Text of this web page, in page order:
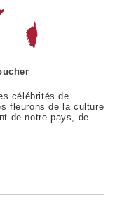
célébrités de
fleurons de la culture
de notre pays, de